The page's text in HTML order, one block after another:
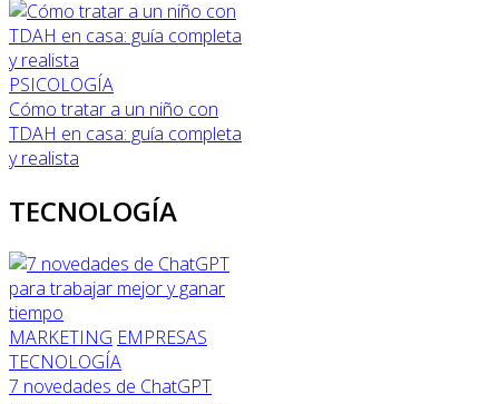
PSICOLOGÍA
Cómo tratar a un niño con
TDAH en casa: guía completa
y realista
TECNOLOGÍA
MARKETING EMPRESAS
TECNOLOGÍA
7 novedades de ChatGPT